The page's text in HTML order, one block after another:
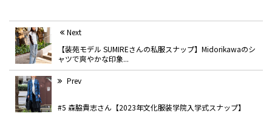
Next
【装苑モデル SUMIREさんの私服スナップ】Midorikawaのシ
ャツで爽やかな印象...
Prev
#5 森脇貴志さん【2023年文化服装学院入学式スナップ】